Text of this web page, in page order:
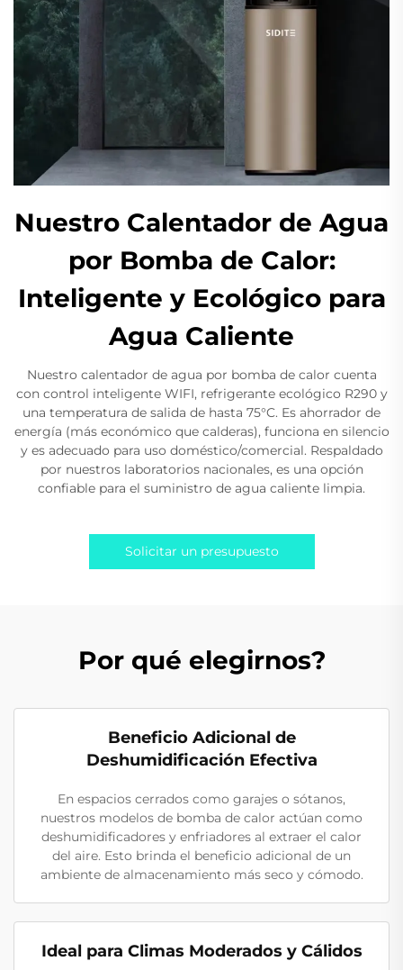
Nuestro Calentador de Agua
por Bomba de Calor:
Inteligente y Ecológico para
Agua Caliente
Nuestro calentador de agua por bomba de calor cuenta
con control inteligente WIFI, refrigerante ecológico R290 y
una temperatura de salida de hasta 75°C. Es ahorrador de
energía (más económico que calderas), funciona en silencio
y es adecuado para uso doméstico/comercial. Respaldado
por nuestros laboratorios nacionales, es una opción
confiable para el suministro de agua caliente limpia.
Solicitar un presupuesto
Por qué elegirnos?
Beneficio Adicional de
Deshumidificación Efectiva
En espacios cerrados como garajes o sótanos,
nuestros modelos de bomba de calor actúan como
deshumidificadores y enfriadores al extraer el calor
del aire. Esto brinda el beneficio adicional de un
ambiente de almacenamiento más seco y cómodo.
Ideal para Climas Moderados y Cálidos